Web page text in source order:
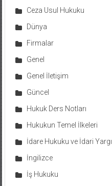
Ceza Usul Hukuku
Dünya
Firmalar
Genel
Genel İletişim
Güncel
Hukuk Ders Notları
Hukukun Temel İlkeleri
İdare Hukuku ve İdari Yargı
İngilizce
İş Hukuku